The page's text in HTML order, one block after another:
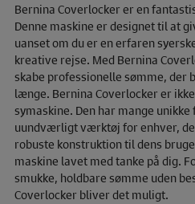
Bernina Coverlocker er en
Denne maskine er designet til at
uanset om du er en erfaren
kreative rejse. Med Bernina
skabe professionelle sømme, der
længe. Bernina Coverlocker er
symaskine. Den har mange
uundværligt værktøj for enhver,
robuste konstruktion til dens
maskine lavet med tanke på dig.
smukke, holdbare sømme uden
Coverlocker bliver det muligt.